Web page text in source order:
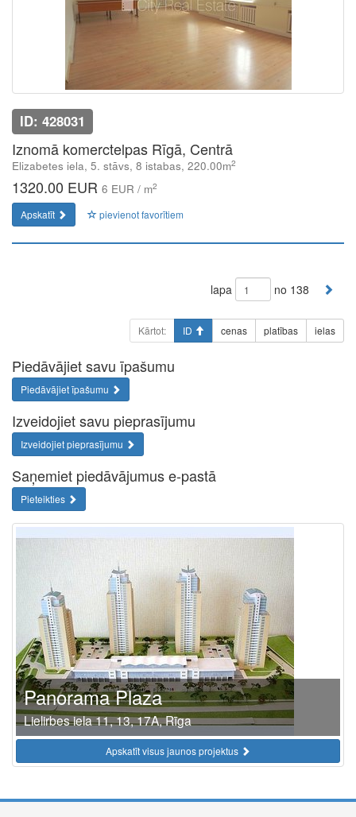
ID: 428031
Iznomā komerctelpas Rīgā, Centrā
Elizabetes iela, 5. stāvs, 8 istabas, 220.00m2
1320.00 EUR 6 EUR / m2
Apskatīt pievienot favorītiem
lapa no 138
Kārtot: ID cenas platības ielas
Piedāvājiet savu īpašumu
Piedāvājiet īpašumu
Izveidojiet savu pieprasījumu
Izveidojiet pieprasījumu
Saņemiet piedāvājumus e-pastā
Pieteikties
Panorama Plaza
Lielirbes iela 11, 13, 17A, Rīga
Apskatīt visus jaunos projektus